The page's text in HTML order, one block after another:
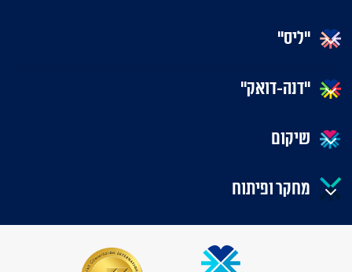
"ליס"
"דנה-דואק"
שיקום
מחקר ופיתוח